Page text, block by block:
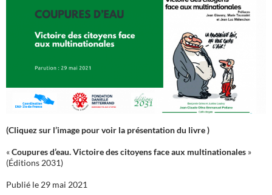
(Cliquez sur l’image pour voir la présentation du livre )
«Coupures d’eau. Victoire des citoyens face aux multinationales »
(Éditions 2031)
Publié le 29 mai 2021